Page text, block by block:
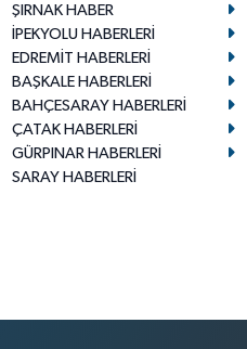
ŞIRNAK HABER
İPEKYOLU HABERLERİ
EDREMİT HABERLERİ
BAŞKALE HABERLERİ
BAHÇESARAY HABERLERİ
ÇATAK HABERLERİ
GÜRPINAR HABERLERİ
SARAY HABERLERİ